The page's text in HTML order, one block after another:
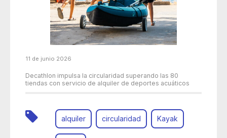
11 de junio 2026
Decathlon impulsa la circularidad superando las 80
tiendas con servicio de alquiler de deportes acuáticos
alquiler circularidad Kayak